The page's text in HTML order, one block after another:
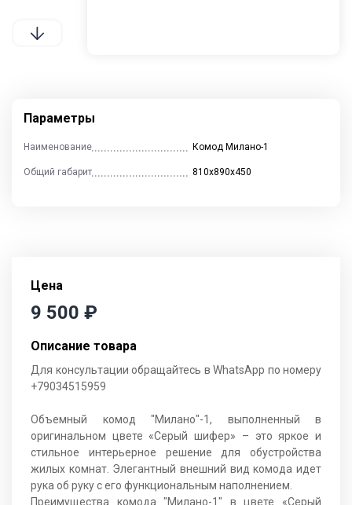
Параметры
Наименование Комод Милано-1
Общий габарит 810х890х450
Цена
9 500 ₽
Описание товара
Для консультации обращайтесь в WhatsApp по номеру
+79034515959
Объемный комод "Милано"-1, выполненный в
оригинальном цвете «Серый шифер» – это яркое и
стильное интерьерное решение для обустройства
жилых комнат. Элегантный внешний вид комода идет
рука об руку с его функциональным наполнением.
Преимущества комода "Милано-1" в цвете «Серый
Cпальни
Детские
Прихожие
Контакты